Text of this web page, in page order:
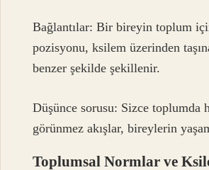
Bağlantılar: Bir bireyin toplum
pozisyonu, ksilem üzerinden
benzer şekilde şekillenir.
Düşünce sorusu: Sizce toplumda
görünmez akışlar, bireylerin
Toplumsal Normlar ve